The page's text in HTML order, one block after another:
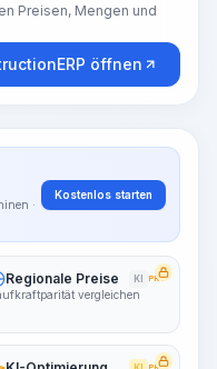
Preisen, Mengen und
öffnen
·
Kostenlos starten
Regionale Preise KI PRO
vergleichen